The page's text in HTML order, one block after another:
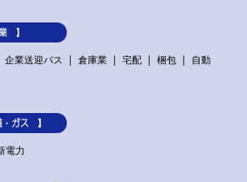
】
企業送迎バス 倉庫業 宅配 梱包
自動
ガス 】
電力